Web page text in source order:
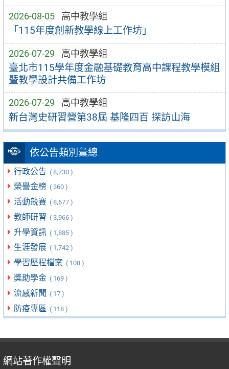
2026-08-05 高中教學組
「115年度創新教學線上工作坊」
2026-07-29 高中教學組
臺北市115學年度金融基礎教育高中課程教學模組
暨教學設計共備工作坊
2026-07-29 高中教學組
新台灣史研習營第38屆 基隆四百 探訪山海
依公告類別彙總
行政公告 ( 8,730 )
榮譽金榜 ( 360 )
活動競賽 ( 8,677 )
教師研習 ( 3,966 )
升學資訊 ( 1,885 )
生涯發展 ( 1,742 )
學習歷程檔案 ( 108 )
獎助學金 ( 169 )
流感新聞 ( 17 )
防疫專區 ( 118 )
網站著作權聲明